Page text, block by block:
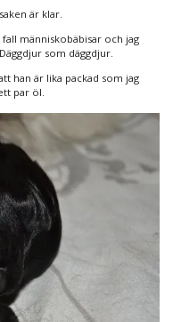
är klar.
människobäbisar och jag
som däggdjur.
han är lika packad som jag
par öl.